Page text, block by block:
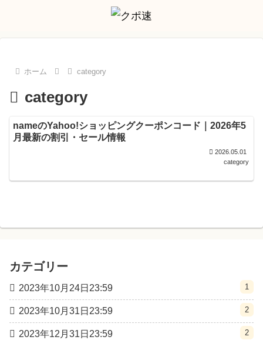
ホーム category
category
nameのYahoo!ショッピングクーポンコード｜2026年5
月最新の割引・セール情報
2026.05.01
category
カテゴリー
2023年10月24日23:59 1
2023年10月31日23:59 2
2023年12月31日23:59 2